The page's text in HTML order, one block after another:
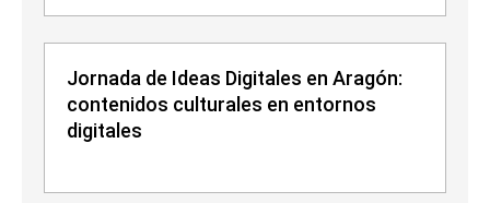
Jornada de Ideas Digitales en Aragón:
contenidos culturales en entornos
digitales